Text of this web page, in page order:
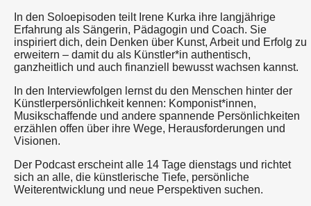
In den Soloepisoden teilt Irene Kurka ihre langjährige
Erfahrung als Sängerin, Pädagogin und Coach. Sie
inspiriert dich, dein Denken über Kunst, Arbeit und Erfolg zu
erweitern – damit du als Künstler*in authentisch,
ganzheitlich und auch finanziell bewusst wachsen kannst.
In den Interviewfolgen lernst du den Menschen hinter der
Künstlerpersönlichkeit kennen: Komponist*innen,
Musikschaffende und andere spannende Persönlichkeiten
erzählen offen über ihre Wege, Herausforderungen und
Visionen.
Der Podcast erscheint alle 14 Tage dienstags und richtet
sich an alle, die künstlerische Tiefe, persönliche
Weiterentwicklung und neue Perspektiven suchen.